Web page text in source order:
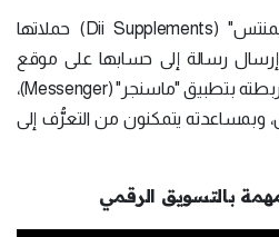
استخدمَت شركة "دي سبليمنتس" (Dii Supplements) حملاتها
إرسال رسالة إلى حسابها على موقع
"إنستغرام" (Instagram) الذي ربطته بتطبيق "ماسنجر" (Messenger)،
يتمكنون من التعرُّف إلى